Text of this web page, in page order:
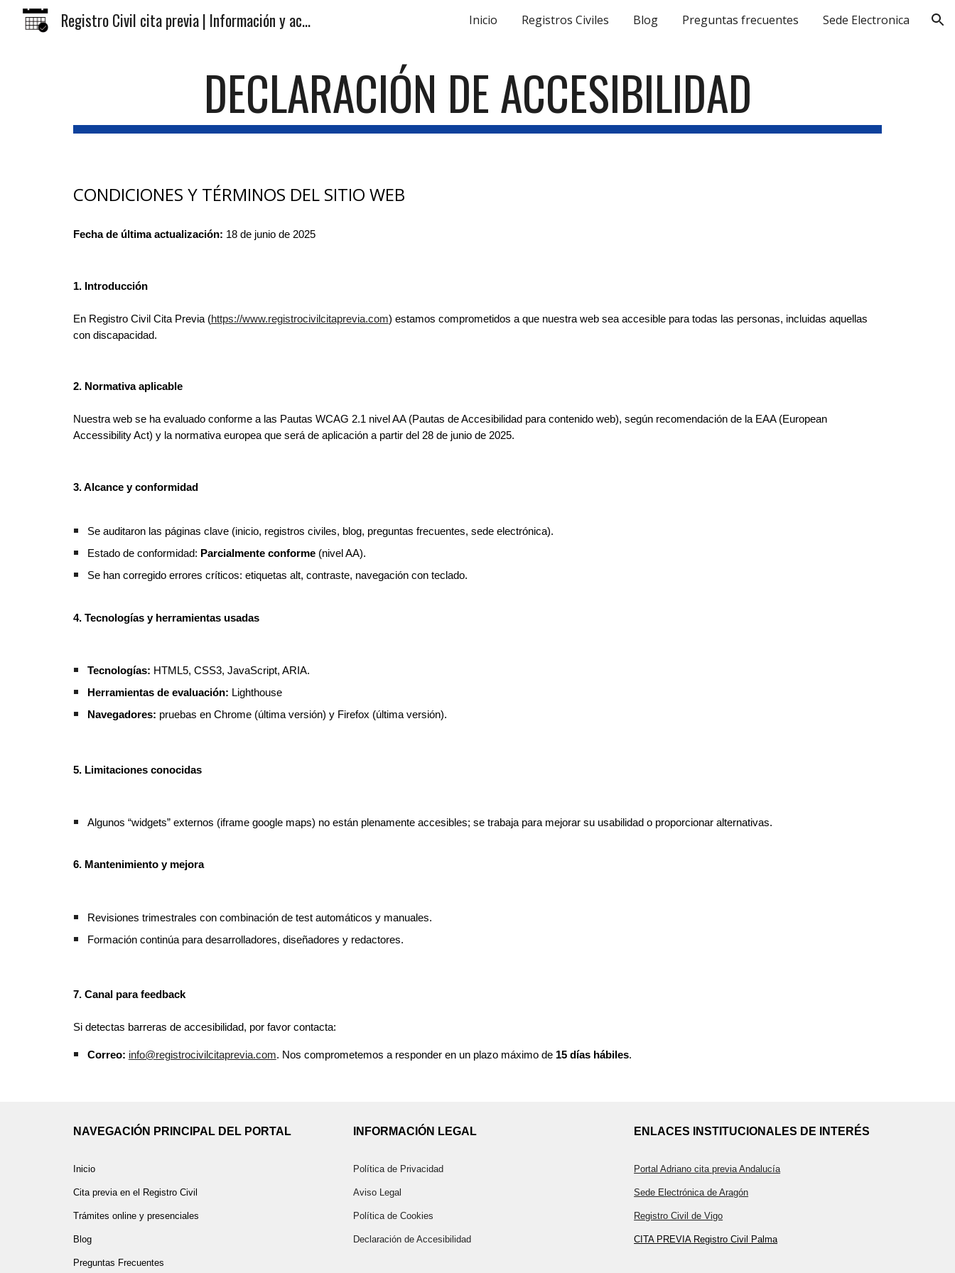
Skip to main content Skip to navigation
Registro Civil cita previa | Información y acceso a trámites Inicio Registros Civiles Blog Preguntas frecuentes Sede Electronica
DECLARACIÓN DE ACCESIBILIDAD
CONDICIONES Y TÉRMINOS DEL SITIO WEB
Fecha de última actualización: 18 de junio de 2025
1. Introducción
En Registro Civil Cita Previa (https://www.registrocivilcitaprevia.com) estamos comprometidos a que nuestra web sea accesible para todas las personas, incluidas aquellas
con discapacidad.
2. Normativa aplicable
Nuestra web se ha evaluado conforme a las Pautas WCAG 2.1 nivel AA (Pautas de Accesibilidad para contenido web), según recomendación de la EAA (European
Accessibility Act) y la normativa europea que será de aplicación a partir del 28 de junio de 2025.
3. Alcance y conformidad
Se auditaron las páginas clave (inicio, registros civiles, blog, preguntas frecuentes, sede electrónica).
Estado de conformidad: Parcialmente conforme(nivel AA).
Se han corregido errores críticos: etiquetas alt, contraste, navegación con teclado.
4. Tecnologías y herramientas usadas
Tecnologías: HTML5, CSS3, JavaScript, ARIA.
Herramientas de evaluación: Lighthouse
Navegadores: pruebas en Chrome (última versión) y Firefox (última versión).
5. Limitaciones conocidas
Algunos “widgets” externos (iframe google maps) no están plenamente accesibles; se trabaja para mejorar su usabilidad o proporcionar alternativas.
6. Mantenimiento y mejora
Revisiones trimestrales con combinación de test automáticos y manuales.
Formación continúa para desarrolladores, diseñadores y redactores.
7. Canal para feedback
Si detectas barreras de accesibilidad, por favor contacta:
Correo: info@registrocivilcitaprevia.com. Nos comprometemos a responder en un plazo máximo de 15 días hábiles.
NAVEGACIÓN PRINCIPAL DEL PORTAL
Inicio
Cita previa en el Registro Civil
Trámites online y presenciales
Blog
Preguntas Frecuentes
INFORMACIÓN LEGAL
Política de Privacidad
Aviso Legal
Política de Cookies
Declaración de Accesibilidad
ENLACES INSTITUCIONALES DE INTERÉS
Portal Adriano cita previa Andalucía
Sede Electrónica de Aragón
Registro Civil de Vigo
CITA PREVIA Registro Civil Palma